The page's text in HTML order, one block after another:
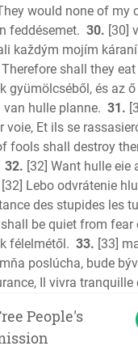
would none of my
feddésemet. 30. [30]
každým mojím
Therefore shall they
gyümölcséből, és az
hulle planne. 31.
Et ils se
fools shall destroy
32. [32] Want hulle eie
[32] Lebo odvrátenie
des stupides les
be quiet from fear
félelmétől. 33. [33]
poslúcha, bude
Il vivra
People's